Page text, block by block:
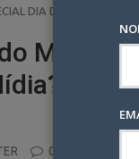
DIA DO MÍDIA: “O
Mídia:
0